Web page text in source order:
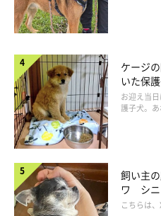
ケージ
いた保
服し頼
お迎え当
護子犬。
飼い主
ワ シニ
かな暮
こちらは